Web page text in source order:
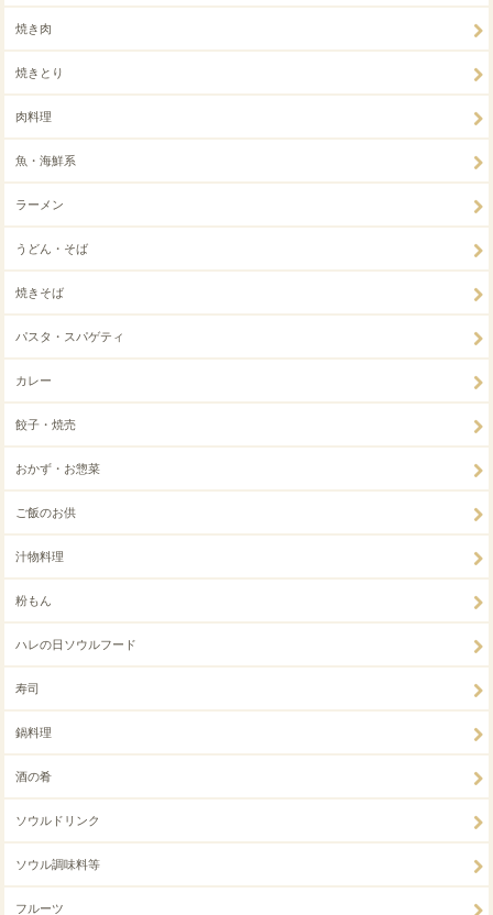
焼き肉
焼きとり
肉料理
魚・海鮮系
ラーメン
うどん・そば
焼きそば
パスタ・スパゲティ
カレー
餃子・焼売
おかず・お惣菜
ご飯のお供
汁物料理
粉もん
ハレの日ソウルフード
寿司
鍋料理
酒の肴
ソウルドリンク
ソウル調味料等
フルーツ